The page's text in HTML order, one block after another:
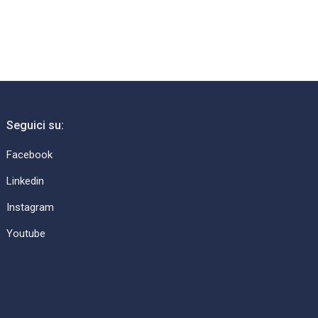
Seguici su:
Facebook
Linkedin
Instagram
Youtube